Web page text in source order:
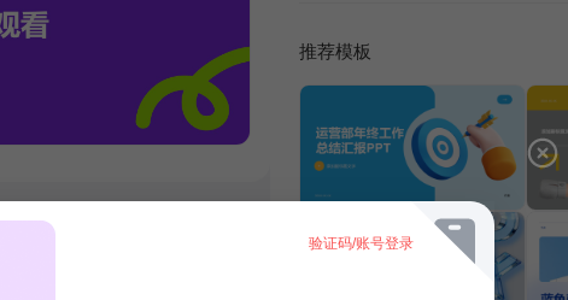
推荐模板
验证码/账号登录